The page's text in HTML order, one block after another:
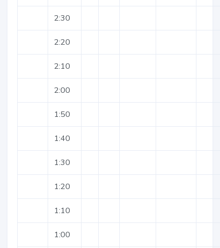
2:30
2:20
2:10
2:00
1:50
1:40
1:30
1:20
1:10
1:00